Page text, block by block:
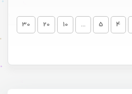
4
5
...
10
20
30